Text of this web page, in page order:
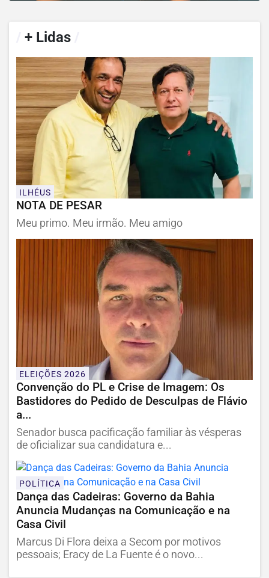
+ Lidas
ILHÉUS
NOTA DE PESAR
Meu primo. Meu irmão. Meu amigo
ELEIÇÕES 2026
Convenção do PL e Crise de Imagem: Os
Bastidores do Pedido de Desculpas de Flávio
a...
Senador busca pacificação familiar às vésperas
de oficializar sua candidatura e...
POLÍTICA
Dança das Cadeiras: Governo da Bahia
Anuncia Mudanças na Comunicação e na
Casa Civil
Marcus Di Flora deixa a Secom por motivos
pessoais; Eracy de La Fuente é o novo...